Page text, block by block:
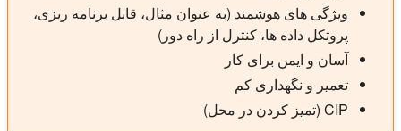
ویژگی های هوشمند (به عنوان مثال، قابل برنامه ریزی،
پروتکل داده ها، کنترل از راه دور)
آسان و ایمن برای کار
تعمیر و نگهداری کم
CIP (تمیز کردن در محل)